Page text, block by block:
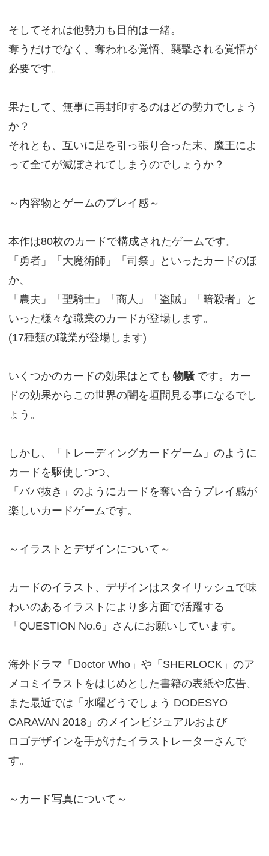
そしてそれは他勢力も目的は一緒。
奪うだけでなく、奪われる覚悟、襲撃される覚悟が
必要です。
果たして、無事に再封印するのはどの勢力でしょう
か？
それとも、互いに足を引っ張り合った末、魔王によ
って全てが滅ぼされてしまうのでしょうか？
～内容物とゲームのプレイ感～
本作は80枚のカードで構成されたゲームです。
「勇者」「大魔術師」「司祭」といったカードのほ
か、
「農夫」「聖騎士」「商人」「盗賊」「暗殺者」と
いった様々な職業のカードが登場します。
(17種類の職業が登場します)
いくつかのカードの効果はとても 物騒 です。カー
ドの効果からこの世界の闇を垣間見る事になるでし
ょう。
しかし、「トレーディングカードゲーム」のように
カードを駆使しつつ、
「ババ抜き」のようにカードを奪い合うプレイ感が
楽しいカードゲームです。
～イラストとデザインについて～
カードのイラスト、デザインはスタイリッシュで味
わいのあるイラストにより多方面で活躍する
「QUESTION No.6」さんにお願いしています。
海外ドラマ「Doctor Who」や「SHERLOCK」のア
メコミイラストをはじめとした書籍の表紙や広告、
また最近では「水曜どうでしょう DODESYO
CARAVAN 2018」のメインビジュアルおよび
ロゴデザインを手がけたイラストレーターさんで
す。
～カード写真について～